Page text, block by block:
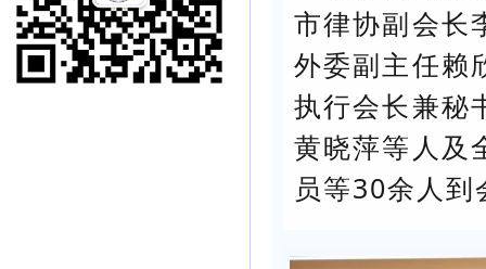
市律协副会长
外委副主任赖
执行会长兼秘
黄晓萍等人及
员等30余人到